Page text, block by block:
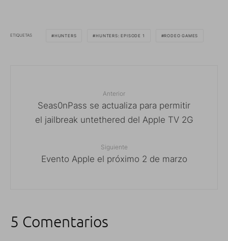
ETIQUETAS HUNTERS HUNTERS: EPISODE 1 RODEO GAMES
Anterior
Seas0nPass se actualiza para permitir
el jailbreak untethered del Apple TV 2G
Siguiente
Evento Apple el próximo 2 de marzo
5 Comentarios